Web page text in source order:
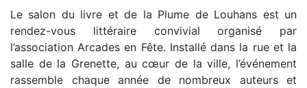
Le salon du livre et de la Plume de Louhans est un
rendez-vous littéraire convivial organisé par
l’association Arcades en Fête. Installé dans la rue et la
salle de la Grenette, au cœur de la ville, l’événement
rassemble chaque année de nombreux auteurs et